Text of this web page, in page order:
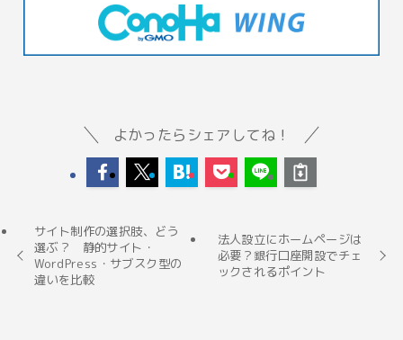
よかったらシェアしてね！
サイト制作の選択肢、どう
選ぶ？ 静的サイト・
WordPress・サブスク型の
違いを比較
法人設立にホームページは
必要？銀行口座開設でチェ
ックされるポイント